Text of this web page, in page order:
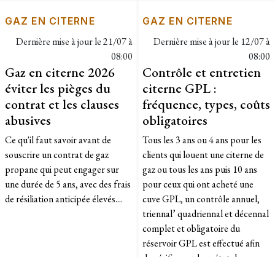
GAZ EN CITERNE
Dernière mise à jour le21/07 à
08:00
Gaz en citerne 2026
éviter les pièges du
contrat et les clauses
abusives
Ce qu'il faut savoir avant de
souscrire un contrat de gaz
propane qui peut engager sur
une durée de 5 ans, avec des frais
de résiliation anticipée élevés....
GAZ EN CITERNE
Dernière mise à jour le 12/07 à
08:00
Contrôle et entretien
citerne GPL :
fréquence, types, coûts
obligatoires
Tous les 3 ans ou 4 ans pour les
clients qui louent une citerne de
gaz ou tous les ans puis 10 ans
pour ceux qui ont acheté une
cuve GPL, un contrôle annuel,
triennal’ quadriennal et décennal
complet et obligatoire du
réservoir GPL est effectué afin